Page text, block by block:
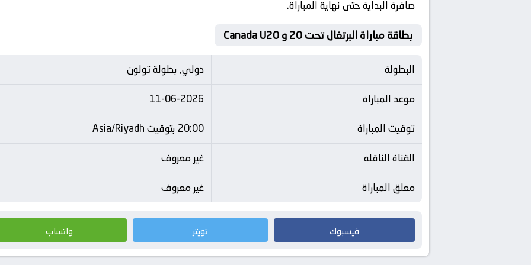
صافرة البداية حتى نهاية المباراة.
بطاقة مباراة البرتغال تحت 20 و Canada U20
البطولة
دولي, بطولة تولون
موعد المباراة
11-06-2026
توقيت المباراة
20:00 بتوقيت Asia/Riyadh
القناة الناقله
غير معروف
معلق المباراة
غير معروف
فيسبوك تويتر واتساب